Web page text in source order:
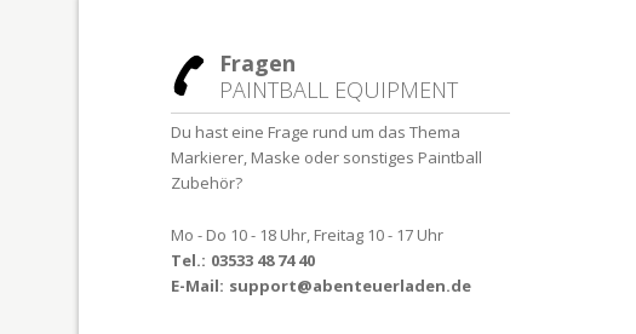
Fragen
PAINTBALL EQUIPMENT
Du hast eine Frage rund um das Thema
Markierer, Maske oder sonstiges Paintball
Zubehör?
Mo - Do 10 - 18 Uhr, Freitag 10 - 17 Uhr
Tel.: 03533 48 74 40
E-Mail: support@abenteuerladen.de